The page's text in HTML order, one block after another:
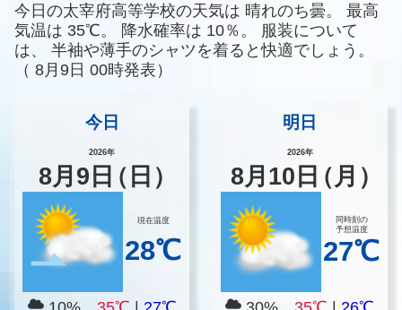
今日の太宰府高等学校の天気は 晴れのち曇。
最高
気温は 35℃。 降水確率は 10％。
服装について
は、
半袖や薄手のシャツを着ると快適でしょう。
（ 8月9日 00時発表）
今日
2026年
8月 9 日（日）
現在温度
28℃
明日
2026年
8月 10 日（月）
同時刻の
予想温度
27℃